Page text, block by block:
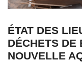
ÉTAT DES
DÉCHETS DE
NOUVELLE